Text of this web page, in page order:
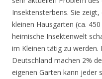
Insektensterbens. Sie
kleinen Hausgarten (ca.
heimische Insektenwelt
im Kleinen tätig zu werden.
Deutschland machen 2%
eigenen Garten kann jeder